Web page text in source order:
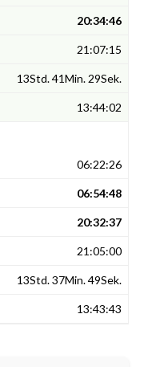
20:34:46
21:07:15
13Std. 41Min. 29Sek.
13:44:02
06:22:26
06:54:48
20:32:37
21:05:00
13Std. 37Min. 49Sek.
13:43:43